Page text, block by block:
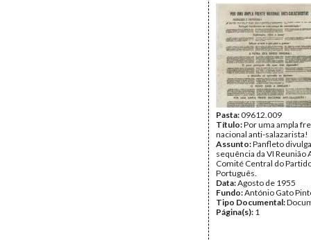
Pasta:09612.009
Título:Por uma ampla
nacional anti-salazarista!
Assunto:Panfleto
sequência da VI Reunião
Comité Central do
Português.
Data:Agosto de 1955
Fundo:António Gato
Tipo Documental:
Página(s): 1